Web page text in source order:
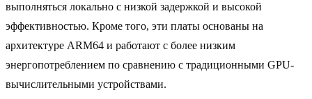
выполняться локально с низкой задержкой и высокой
эффективностью. Кроме того, эти платы основаны на
архитектуре ARM64 и работают с более низким
энергопотреблением по сравнению с традиционными GPU-
вычислительными устройствами.